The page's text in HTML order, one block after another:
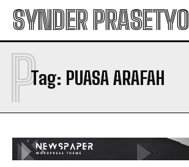
SYNDER PRASETYO
Tag: PUASA ARAFAH
P